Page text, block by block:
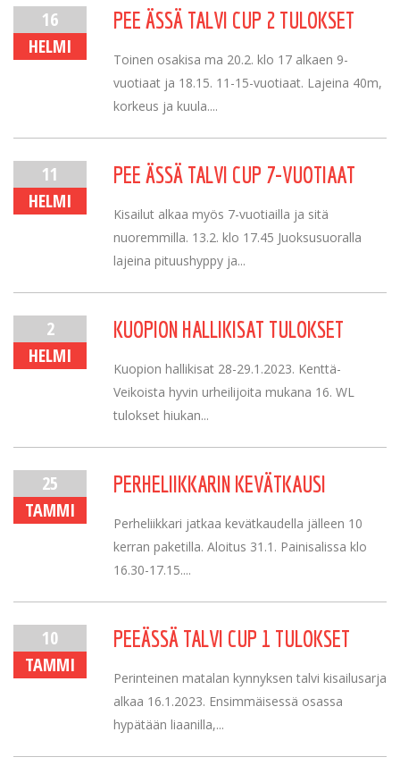
16
HELMI
PEE ÄSSÄ TALVI CUP 2 TULOKSET
Toinen osakisa ma 20.2. klo 17 alkaen 9-
vuotiaat ja 18.15. 11-15-vuotiaat. Lajeina 40m,
korkeus ja kuula....
11
HELMI
PEE ÄSSÄ TALVI CUP 7-VUOTIAAT
Kisailut alkaa myös 7-vuotiailla ja sitä
nuoremmilla. 13.2. klo 17.45 Juoksusuoralla
lajeina pituushyppy ja...
2
HELMI
KUOPION HALLIKISAT TULOKSET
Kuopion hallikisat 28-29.1.2023. Kenttä-
Veikoista hyvin urheilijoita mukana 16. WL
tulokset hiukan...
25
TAMMI
PERHELIIKKARIN KEVÄTKAUSI
Perheliikkari jatkaa kevätkaudella jälleen 10
kerran paketilla. Aloitus 31.1. Painisalissa klo
16.30-17.15....
10
TAMMI
PEEÄSSÄ TALVI CUP 1 TULOKSET
Perinteinen matalan kynnyksen talvi kisailusarja
alkaa 16.1.2023. Ensimmäisessä osassa
hypätään liaanilla,...